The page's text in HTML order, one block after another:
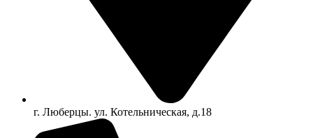
г. Люберцы. ул. Котельническая, д.18